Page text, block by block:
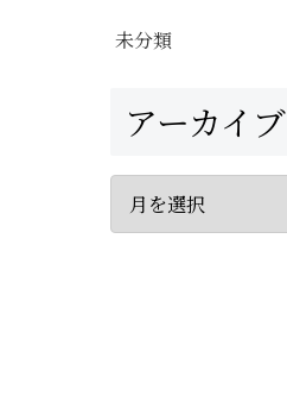
未分類
アーカイブ